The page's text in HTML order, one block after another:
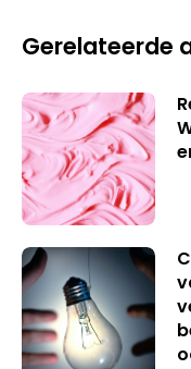
Gerelateerde